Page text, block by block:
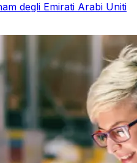
degli Emirati Arabi Uniti